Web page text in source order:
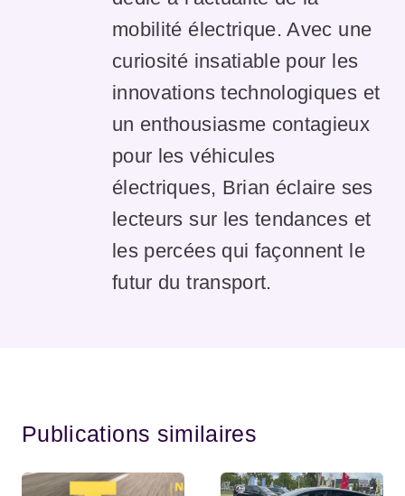
mobilité électrique. Avec une
curiosité insatiable pour les
innovations technologiques et
un enthousiasme contagieux
pour les véhicules
électriques, Brian éclaire ses
lecteurs sur les tendances et
les percées qui façonnent le
futur du transport.
Publications similaires